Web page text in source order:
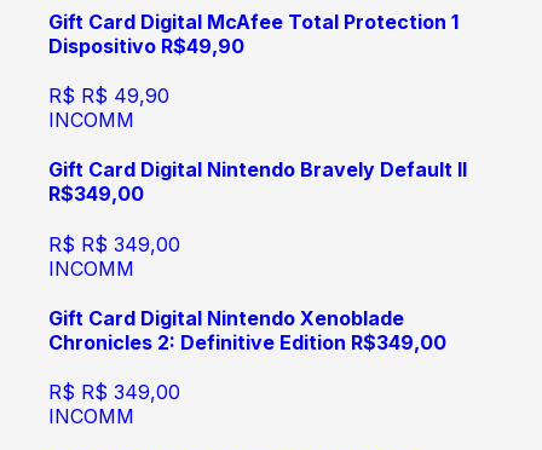
Gift Card Digital McAfee Total Protection 1
Dispositivo R$49,90
R$ R$ 49,90
INCOMM
Gift Card Digital Nintendo Bravely Default II
R$349,00
R$ R$ 349,00
INCOMM
Gift Card Digital Nintendo Xenoblade
Chronicles 2: Definitive Edition R$349,00
R$ R$ 349,00
INCOMM